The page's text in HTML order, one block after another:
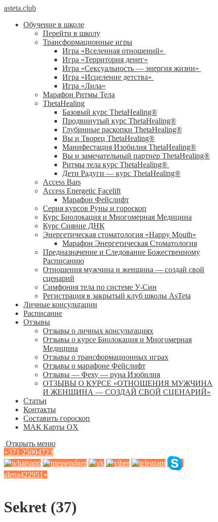
asteta.club
Обучение в школе
Перейти в школу
Трансформационные игры
Игра «Вселенная отношений»
Игра «Территория денег»
Игра «Сексуальность — энергия жизни»
Игра «Исцеление детства»
Игра «Лила»
Марафон Ритмы Тела
ThetaHealing
Базовый курс ThetaHealing®
Продвинутый курс ThetaHealing®
Глубинные раскопки ThetaHealing®
Вы и Творец ThetaHealing®
Манифестация Изобилия ThetaHealing®
Вы и замечательный партнер ThetaHealing®
Ритмы тела курс ThetaHealing®
Дети Радуги — курс ThetaHealing®
Access Bars
Access Energetic Facelift
Марафон Фейслифт
Серия курсов Руны и гороскоп
Курс Биолокация и Многомерная Медицина
Курс Сияние ДНК
Энергетическая стоматология «Happy Mouth»
Марафон Энергетическая Cтоматология
Предназначение и Следование Божественному
Расписанию
Отношения мужчина и женщина — создай свой
сценарий
Симфония тела по системе У-Син
Регистрация в закрытый клуб школы AsTeta
Личные консультации
Расписание
Отзывы
Отзывы о личных консультациях
Отзывы о курсе Биолокация и Многомерная
Медицина
Отзывы о трансформационных играх
Отзывы о марафоне Фейслифт
Отзывы — Феху — руна Изобилия
ОТЗЫВЫ О КУРСЕ «ОТНОШЕНИЯ МУЖЧИНА
И ЖЕНЩИНА — СОЗДАЙ СВОЙ СЦЕНАРИЙ»
Статьи
Контакты
Составить гороскоп
МАК Карты OХ
Открыть меню
+371 25994723
alena422951 ▾
Sekret (37)